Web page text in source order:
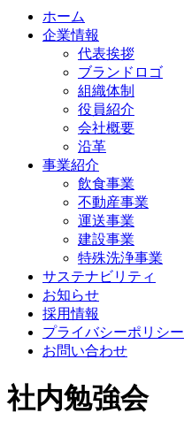
ホーム
企業情報
代表挨拶
ブランドロゴ
組織体制
役員紹介
会社概要
沿革
事業紹介
飲食事業
不動産事業
運送事業
建設事業
特殊洗浄事業
サステナビリティ
お知らせ
採用情報
プライバシーポリシー
お問い合わせ
社内勉強会